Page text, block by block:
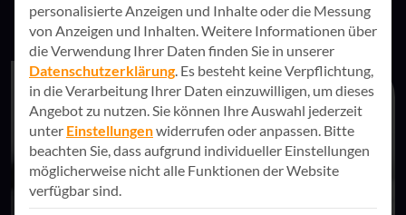
personalisierte Anzeigen und Inhalte oder die Messung
von Anzeigen und Inhalten.Weitere Informationen über
die Verwendung Ihrer Daten finden Sie in unserer
Datenschutzerklärung. Es besteht keine Verpflichtung,
in die Verarbeitung Ihrer Daten einzuwilligen, um dieses
Angebot zu nutzen.Sie können Ihre Auswahl jederzeit
unter Einstellungenwiderrufen oder anpassen. Bitte
beachten Sie, dass aufgrund individueller Einstellungen
möglicherweise nicht alle Funktionen der Website
verfügbar sind.